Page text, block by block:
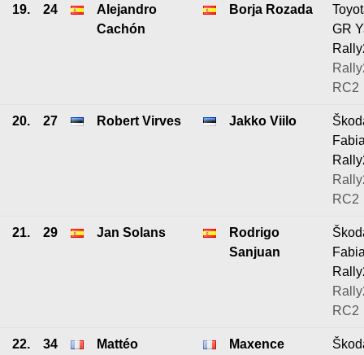
19. 24
Alejandro
Cachón
Borja Rozada
GR
RC2
20. 27 Robert Virves Jakko Viilo
RC2
21. 29 Jan Solans
Rodrigo
Sanjuan
RC2
22. 34
Mattéo
Maxence